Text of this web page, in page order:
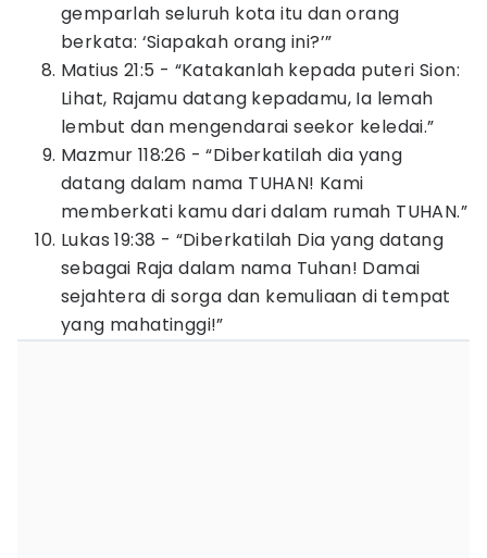
gemparlah seluruh kota itu dan orang
berkata: ‘Siapakah orang ini?’”
Matius 21:5 - “Katakanlah kepada puteri Sion:
Lihat, Rajamu datang kepadamu, Ia lemah
lembut dan mengendarai seekor keledai.”
Mazmur 118:26 - “Diberkatilah dia yang
datang dalam nama TUHAN! Kami
memberkati kamu dari dalam rumah TUHAN.”
Lukas 19:38 - “Diberkatilah Dia yang datang
sebagai Raja dalam nama Tuhan! Damai
sejahtera di sorga dan kemuliaan di tempat
yang mahatinggi!”